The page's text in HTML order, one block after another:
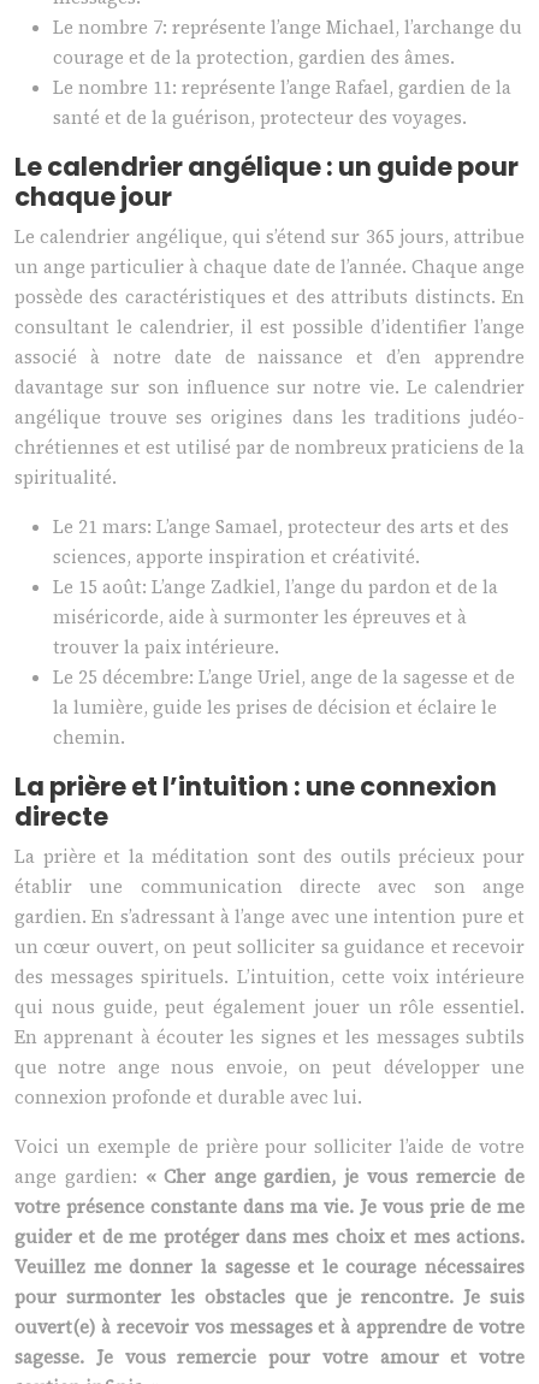
Le nombre 7: représente l’ange Michael, l’archange du
courage et de la protection, gardien des âmes.
Le nombre 11: représente l’ange Rafael, gardien de la
santé et de la guérison, protecteur des voyages.
Le calendrier angélique : un guide pour
chaque jour
Le calendrier angélique, qui s’étend sur 365 jours, attribue
un ange particulier à chaque date de l’année. Chaque ange
possède des caractéristiques et des attributs distincts. En
consultant le calendrier, il est possible d’identifier l’ange
associé à notre date de naissance et d’en apprendre
davantage sur son influence sur notre vie. Le calendrier
angélique trouve ses origines dans les traditions judéo-
chrétiennes et est utilisé par de nombreux praticiens de la
spiritualité.
Le 21 mars: L’ange Samael, protecteur des arts et des
sciences, apporte inspiration et créativité.
Le 15 août: L’ange Zadkiel, l’ange du pardon et de la
miséricorde, aide à surmonter les épreuves et à
trouver la paix intérieure.
Le 25 décembre: L’ange Uriel, ange de la sagesse et de
la lumière, guide les prises de décision et éclaire le
chemin.
La prière et l’intuition : une connexion
directe
La prière et la méditation sont des outils précieux pour
établir une communication directe avec son ange
gardien. En s’adressant à l’ange avec une intention pure et
un cœur ouvert, on peut solliciter sa guidance et recevoir
des messages spirituels. L’intuition, cette voix intérieure
qui nous guide, peut également jouer un rôle essentiel.
En apprenant à écouter les signes et les messages subtils
que notre ange nous envoie, on peut développer une
connexion profonde et durable avec lui.
Voici un exemple de prière pour solliciter l’aide de votre
ange gardien: « Cher ange gardien, je vous remercie de
votre présence constante dans ma vie. Je vous prie de me
guider et de me protéger dans mes choix et mes actions.
Veuillez me donner la sagesse et le courage nécessaires
pour surmonter les obstacles que je rencontre. Je suis
ouvert(e) à recevoir vos messages et à apprendre de votre
sagesse. Je vous remercie pour votre amour et votre